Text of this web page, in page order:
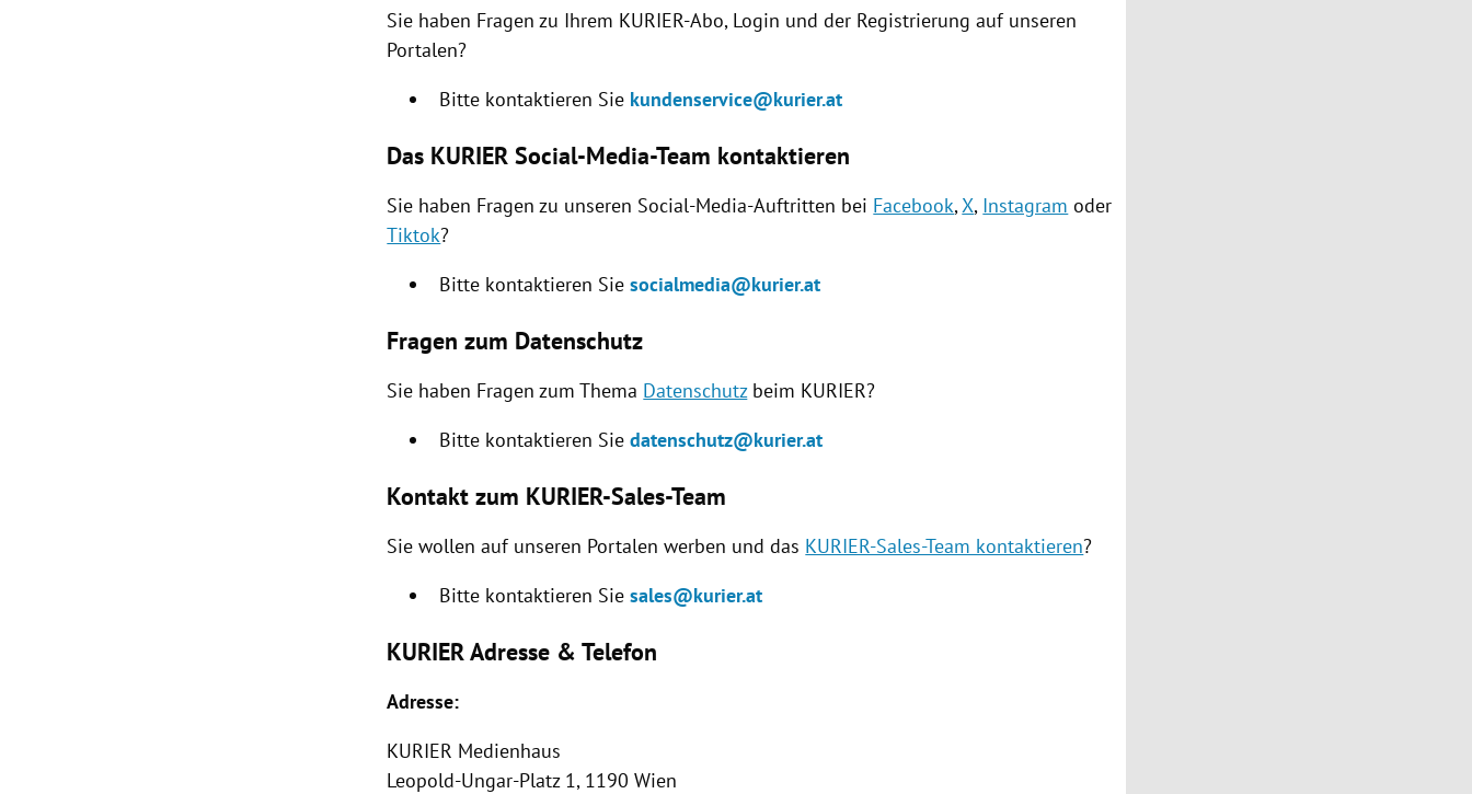
Sie haben Fragen zu Ihrem KURIER-Abo, Login und der Registrierung auf unseren
Portalen?
Bitte kontaktieren Sie kundenservice@kurier.at
Das KURIER Social-Media-Team kontaktieren
Sie haben Fragen zu unseren Social-Media-Auftritten bei Facebook,X, Instagram oder
Tiktok?
Bitte kontaktieren Siesocialmedia@kurier.at
Fragen zum Datenschutz
Sie haben Fragen zum Thema Datenschutzbeim KURIER?
Bitte kontaktieren Siedatenschutz@kurier.at
Kontakt zum KURIER-Sales-Team
Sie wollen auf unseren Portalen werben und das KURIER-Sales-Team kontaktieren?
Bitte kontaktieren Siesales@kurier.at
KURIER Adresse & Telefon
Adresse:
KURIER Medienhaus
Leopold-Ungar-Platz 1, 1190 Wien